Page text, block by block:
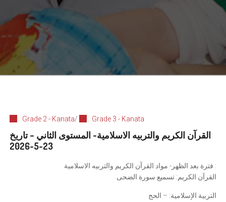
Grade 2 - Kanata/ Grade 3 - Kanata
القرآن الكريم والتربيه الاسلامية- المستوى الثاني – تاريخ
23-5-2026
فترة بعد الظهر- مواد القرآن الكريم والتربيه الاسلامية :
القرآن الكريم: تسميع سورة الضحى
التربية الإسلامية: – الحج